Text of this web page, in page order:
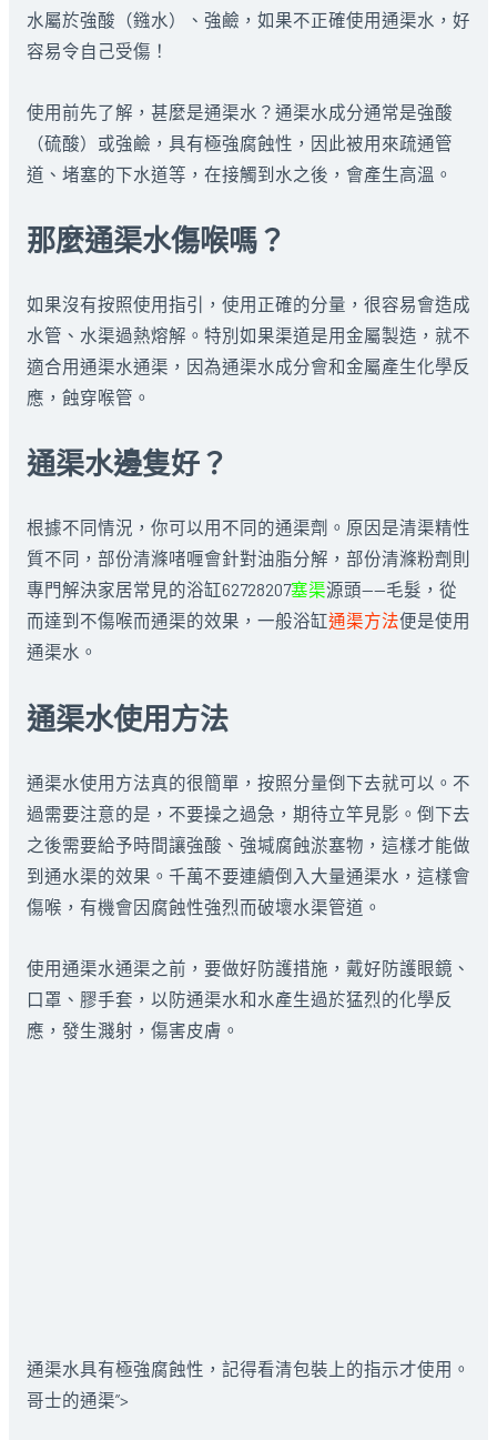
水屬於強酸（鏹水）、強鹼，如果不正確使用通渠水，好
容易令自己受傷！
使用前先了解，甚麼是通渠水？通渠水成分通常是強酸
（硫酸）或強鹼，具有極強腐蝕性，因此被用來疏通管
道、堵塞的下水道等，在接觸到水之後，會產生高溫。
那麼通渠水傷喉嗎？
如果沒有按照使用指引，使用正確的分量，很容易會造成
水管、水渠過熱熔解。特別如果渠道是用金屬製造，就不
適合用通渠水通渠，因為通渠水成分會和金屬產生化學反
應，蝕穿喉管。
通渠水邊隻好？
根據不同情況，你可以用不同的通渠劑。原因是清渠精性
質不同，部份清滌啫喱會針對油脂分解，部份清滌粉劑則
專門解決家居常見的浴缸62728207塞渠源頭——毛髮，從
而達到不傷喉而通渠的效果，一般浴缸通渠方法便是使用
通渠水。
通渠水使用方法
通渠水使用方法真的很簡單，按照分量倒下去就可以。不
過需要注意的是，不要操之過急，期待立竿見影。倒下去
之後需要給予時間讓強酸、強堿腐蝕淤塞物，這樣才能做
到通水渠的效果。千萬不要連續倒入大量通渠水，這樣會
傷喉，有機會因腐蝕性強烈而破壞水渠管道。
使用通渠水通渠之前，要做好防護措施，戴好防護眼鏡、
口罩、膠手套，以防通渠水和水產生過於猛烈的化學反
應，發生濺射，傷害皮膚。
通渠水具有極強腐蝕性，記得看清包裝上的指示才使用。
哥士的通渠”>